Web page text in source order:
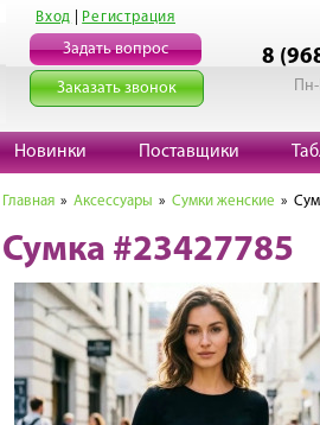
Вход Регистрация
Задать вопрос
Заказать звонок
8
Пн-
Новинки Поставщики
Главная » Аксессуары » Сумки женские »
Сумка #23427785